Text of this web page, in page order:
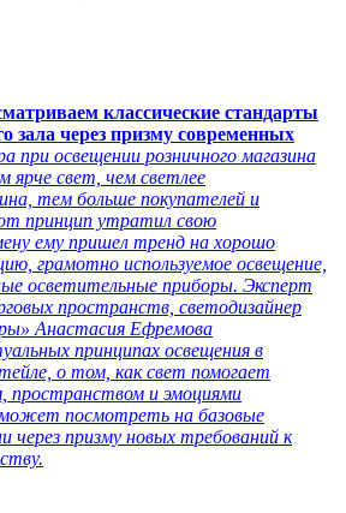
классические стандарты
зала через призму современных
при освещении розничного магазина
ярче свет, чем светлее
тем больше покупателей и
принцип утратил свою
ему пришел тренд на хорошо
грамотно используемое освещение,
осветительные приборы. Эксперт
пространств, светодизайнер
Анастасия Ефремова
принципах освещения в
о том, как свет помогает
пространством и эмоциями
посмотреть на базовые
через призму новых требований к